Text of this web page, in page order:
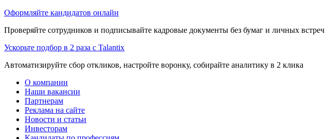
Оформляйте кандидатов онлайн
Проверяйте сотрудников и подписывайте кадровые документы без бумаг и личных встреч
Ускорьте подбор в 2 раза с Talantix
Автоматизируйте сбор откликов, настройте воронку, собирайте аналитику в 2 клика
О компании
Наши вакансии
Партнерам
Реклама на сайте
Новости и статьи
Инвесторам